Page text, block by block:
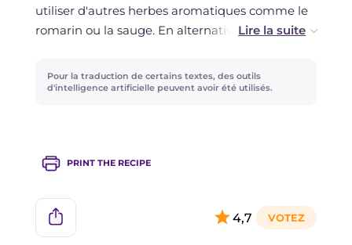
utiliser d'autres herbes aromatiques comme le
romarin ou la sauge. En alternative à la
de pancetta fumée pour un goût plus prononcé.
Pour la traduction de certains textes, des outils
d'intelligence artificielle peuvent avoir été utilisés.
PRINT THE RECIPE
4,7